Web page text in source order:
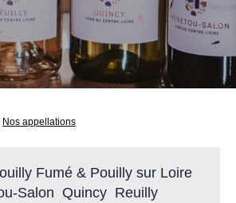
Nos appellations
Fumé & Pouilly sur Loire
Salon
Quincy Reuilly